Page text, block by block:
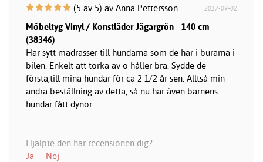
(5 av 5) av Anna Pettersson 2017-09-02
Möbeltyg Vinyl / Konstläder Jägargrön - 140 cm
(38346)
Har sytt madrasser till hundarna som de har i burarna i
bilen. Enkelt att torka av o håller bra. Sydde de
första,till mina hundar för ca 2 1/2 år sen. Alltså min
andra beställning av detta, så nu har även barnens
hundar fått dynor
Hjälpte den här recensionen dig?
Ja
Nej